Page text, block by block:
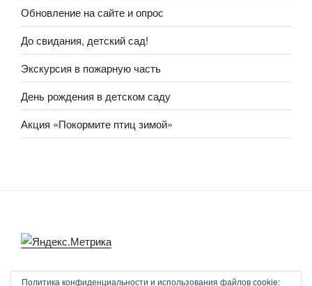
Обновление на сайте и опрос
До свидания, детский сад!
Экскурсия в пожарную часть
День рождения в детском саду
Акция «Покормите птиц зимой»
Политика конфиденциальности и использования файлов сookie: